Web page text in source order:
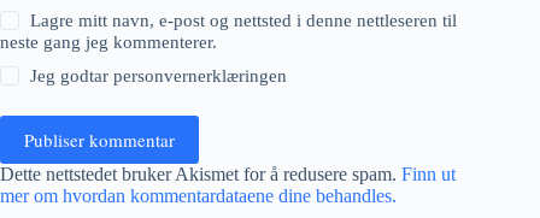
Lagre mitt navn, e-post og nettsted i denne nettleseren til
neste gang jeg kommenterer.
Jeg godtarpersonvernerklæringen
Publiser kommentar
Dette nettstedet bruker Akismet for å redusere spam. Finn ut
mer om hvordan kommentardataene dine behandles.